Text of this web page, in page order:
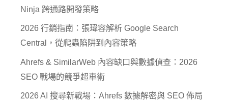
Ninja 跨通路開發策略
2026 行銷指南：張瑋容解析 Google Search
Central，從爬蟲陷阱到內容策略
Ahrefs & SimilarWeb 內容缺口與數據偵查：2026
SEO 戰場的競爭超車術
2026 AI 搜尋新戰場：Ahrefs 數據解密與 SEO 佈局